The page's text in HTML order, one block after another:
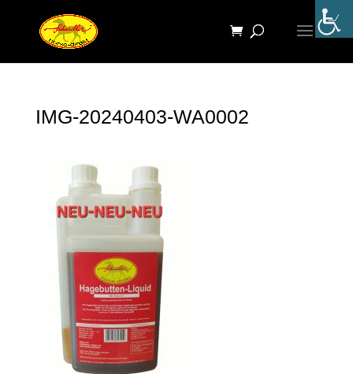
IMG-20240403-WA0002